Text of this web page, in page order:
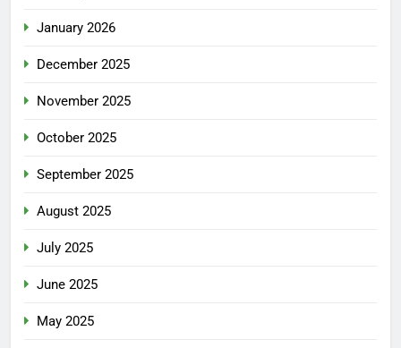
January 2026
December 2025
November 2025
October 2025
September 2025
August 2025
July 2025
June 2025
May 2025